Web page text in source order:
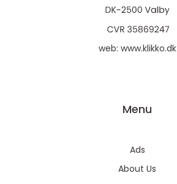
web: www.klikko.dk
Menu
Ads
About Us